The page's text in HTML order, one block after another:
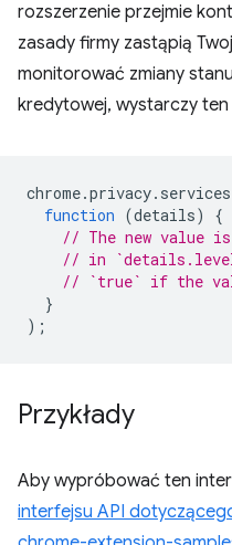
rozszerzenie przejmie
zasady firmy zastąpią
monitorować zmiany
kredytowej, wystarczy ten
chrome.privacy. services
function (details)
{
// The new value
// in
// `true` if the
}
);
Przykłady
Aby wypróbować ten
interfejsu API